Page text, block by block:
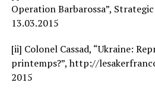
Operation Barbarossa”,
13.03.2015
[ii] Colonel Cassad, “Ukraine:
printemps?”, http://
2015